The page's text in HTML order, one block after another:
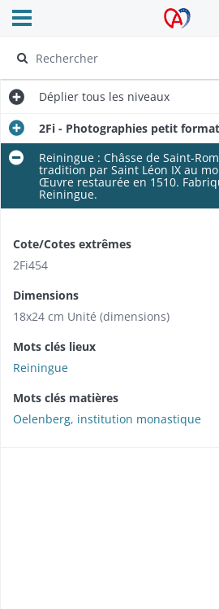
Archives Alsace -
Ouvrir le menu déroulant
Déplier tous les niveaux
2Fi - Photographies petit format
Reiningue : Châsse de Saint-
tradition par Saint Léon IX au
Œuvre restaurée en 1510.
Reiningue.
Cote/Cotes extrêmes
2Fi454
Dimensions
18x24 cm Unité (dimensions)
Mots clés lieux
Reiningue
Mots clés matières
Oelenberg, institution monastique